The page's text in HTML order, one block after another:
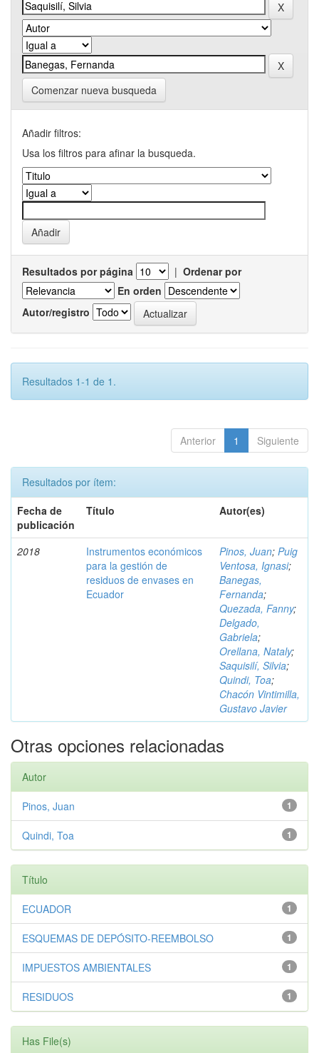
Comenzar nueva busqueda
Añadir filtros:
Usa los filtros para afinar la busqueda.
Resultados por página | Ordenar por
En orden
Autor/registro
Resultados 1-1 de 1.
Anterior 1 Siguiente
Resultados por ítem:
Fecha de
publicación
Título Autor(es)
2018
Instrumentos económicos
para la gestión de
residuos de envases en
Ecuador
Pinos, Juan; Puig
Ventosa, Ignasi;
Banegas,
Fernanda;
Quezada, Fanny;
Delgado,
Gabriela;
Orellana, Nataly;
Saquisilí, Silvia;
Quindi, Toa;
Chacón Vintimilla,
Gustavo Javier
Otras opciones relacionadas
Autor
1
Pinos, Juan
1
Quindi, Toa
Título
1
ECUADOR
1
ESQUEMAS DE DEPÓSITO-REEMBOLSO
1
IMPUESTOS AMBIENTALES
1
RESIDUOS
Has File(s)